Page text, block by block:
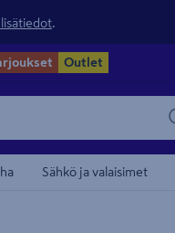
lisätiedot
Outlet
Sähkö ja valaisimet